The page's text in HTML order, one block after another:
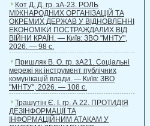
Кот Д. Д. гр. зА-23. РОЛЬ
МІЖНАРОДНИХ ОРГАНІЗАЦІЙ ТА
ОКРЕМИХ ДЕРЖАВ У ВІДНОВЛЕННІ
ЕКОНОМІКИ ПОСТРАЖДАЛИХ ВІД
ВІЙНИ КРАЇН. — Київ: ЗВО "МНТУ",
2026. — 98 с.
Пришляк В. О. гр. зА21. Соціальні
мережі як інструмент публічних
комунікацій влади. — Київ: ЗВО
"МНТУ", 2026. — 108 с.
Трашутін Є. І. гр. А 22. ПРОТИДІЯ
ДЕЗІНФОРМАЦІЇ ТА
ІНФОРМАЦІЙНИМ АТАКАМ У